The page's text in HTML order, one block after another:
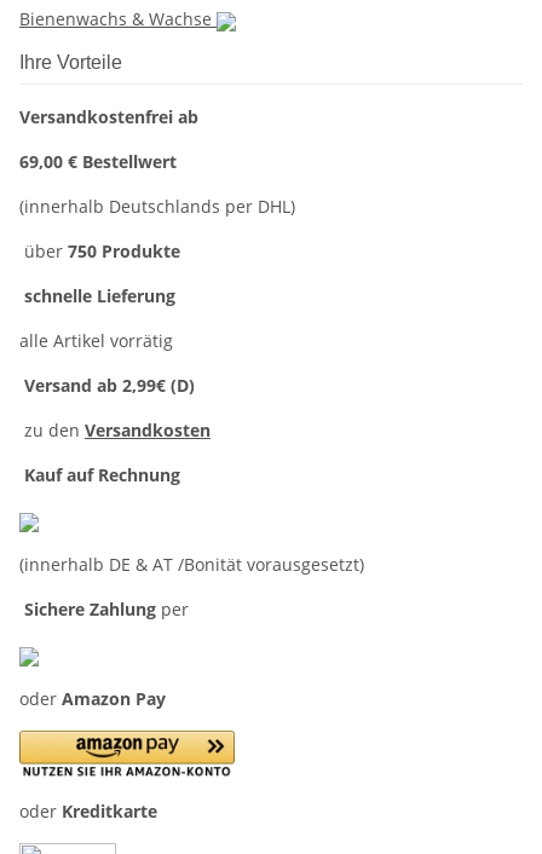
Bienenwachs & Wachse
Ihre Vorteile
Versandkostenfrei ab
69,00 € Bestellwert
(innerhalb Deutschlands per DHL)
über 750 Produkte
schnelle Lieferung
alle Artikel vorrätig
Versand ab 2,99€ (D)
zu den Versandkosten
Kauf auf Rechnung
(innerhalb DE & AT /Bonität vorausgesetzt)
Sichere Zahlung per
oder Amazon Pay
oder Kreditkarte